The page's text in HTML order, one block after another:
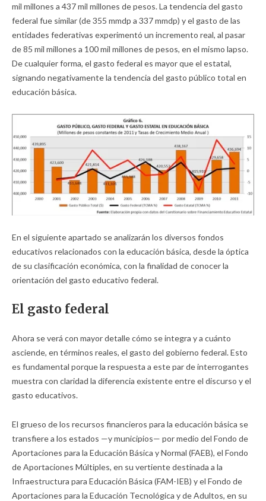
mil millones a 437 mil millones de pesos. La tendencia del gasto
federal fue similar (de 355 mmdp a 337 mmdp) y el gasto de las
entidades federativas experimentó un incremento real, al pasar
de 85 mil millones a 100 mil millones de pesos, en el mismo lapso.
De cualquier forma, el gasto federal es mayor que el estatal,
signando negativamente la tendencia del gasto público total en
educación básica.
En el siguiente apartado se analizarán los diversos fondos
educativos relacionados con la educación básica, desde la óptica
de su clasificación económica, con la finalidad de conocer la
orientación del gasto educativo federal.
El gasto federal
Ahora se verá con mayor detalle cómo se integra y a cuánto
asciende, en términos reales, el gasto del gobierno federal. Esto
es fundamental porque la respuesta a este par de interrogantes
muestra con claridad la diferencia existente entre el discurso y el
gasto educativos.
El grueso de los recursos financieros para la educación básica se
transfiere a los estados —y municipios— por medio del Fondo de
Aportaciones para la Educación Básica y Normal (FAEB), el Fondo
de Aportaciones Múltiples, en su vertiente destinada a la
Infraestructura para Educación Básica (FAM-IEB) y el Fondo de
Aportaciones para la Educación Tecnológica y de Adultos, en su